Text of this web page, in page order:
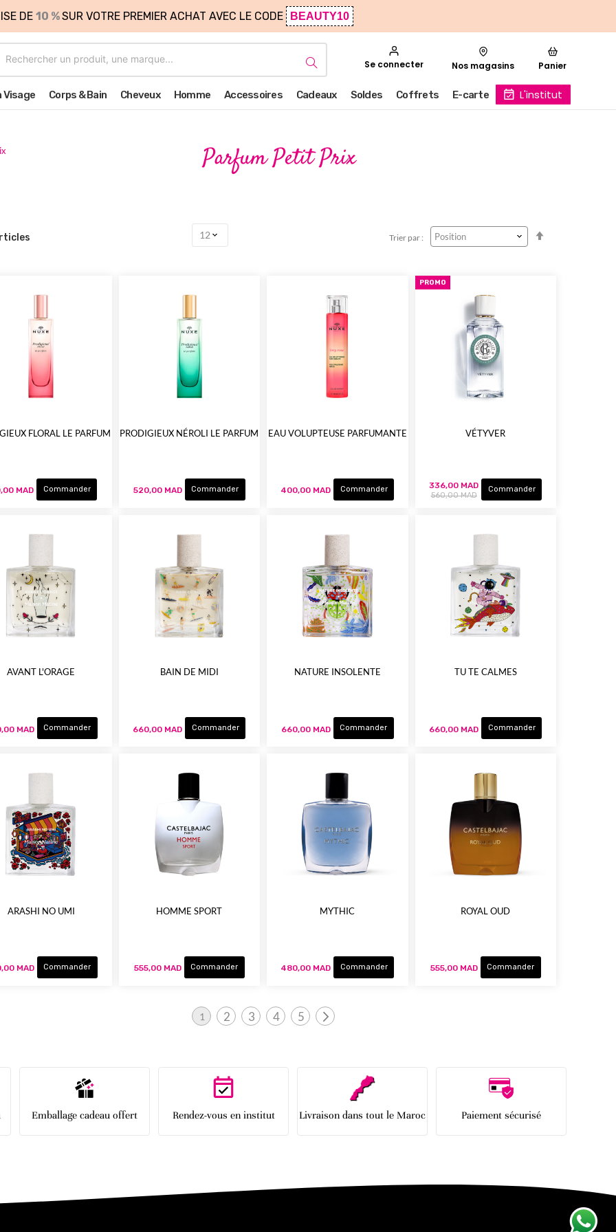
DE 10 %SUR VOTRE PREMIER ACHAT AVEC LE CODE BEAUTY10
Se connecter Nos magasins Panier
Visage Corps & Bain Cheveux Homme Accessoires Cadeaux Soldes Coffrets E-carte L'institut
Parfum Petit Prix
Trier par :
FLORAL LE PARFUM
MAD Commander
PRODIGIEUX NÉROLI LE PARFUM
520,00 MAD Commander
EAU VOLUPTEUSE PARFUMANTE
400,00 MAD Commander
PROMO
VÉTYVER
560,00 MAD
336,00 MAD Commander
AVANT L'ORAGE
MAD Commander
BAIN DE MIDI
660,00 MAD Commander
NATURE INSOLENTE
660,00 MAD Commander
TU TE CALMES
660,00 MAD Commander
ARASHI NO UMI
MAD Commander
HOMME SPORT
555,00 MAD Commander
MYTHIC
480,00 MAD Commander
ROYAL OUD
555,00 MAD Commander
Page
Vous lisez actuellement la page
1 Page
2 Page
3 Page
4 Page
5 Page
Emballage cadeau offert Rendez-vous en institut Livraison dans tout le Maroc Paiement sécurisé